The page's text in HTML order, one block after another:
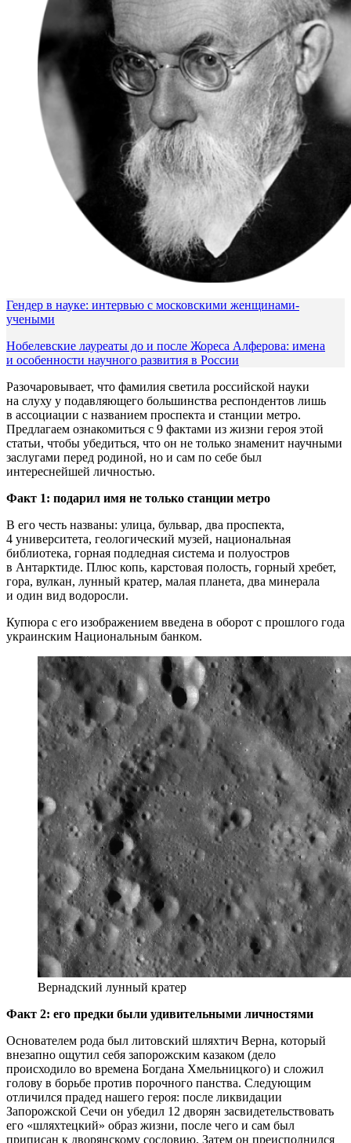
Гендер в науке: интервью с московскими женщинами-
учеными
Нобелевские лауреаты до и после Жореса Алферова: имена
и особенности научного развития в России
Разочаровывает, что фамилия светила российской науки
на слуху у подавляющего большинства респондентов лишь
в ассоциации с названием проспекта и станции метро.
Предлагаем ознакомиться с 9 фактами из жизни героя этой
статьи, чтобы убедиться, что он не только знаменит научными
заслугами перед родиной, но и сам по себе был
интереснейшей личностью.
Факт 1: подарил имя не только станции метро
В его честь названы: улица, бульвар, два проспекта,
4 университета, геологический музей, национальная
библиотека, горная подледная система и полуостров
в Антарктиде. Плюс копь, карстовая полость, горный хребет,
гора, вулкан, лунный кратер, малая планета, два минерала
и один вид водоросли.
Купюра с его изображением введена в оборот с прошлого года
украинским Национальным банком.
Вернадский лунный кратер
Факт 2: его предки были удивительными личностями
Основателем рода был литовский шляхтич Верна, который
внезапно ощутил себя запорожским казаком (дело
происходило во времена Богдана Хмельницкого) и сложил
голову в борьбе против порочного панства. Следующим
отличился прадед нашего героя: после ликвидации
Запорожской Сечи он убедил 12 дворян засвидетельствовать
его «шляхтецкий» образ жизни, после чего и сам был
приписан к дворянскому сословию. Затем он преисполнился